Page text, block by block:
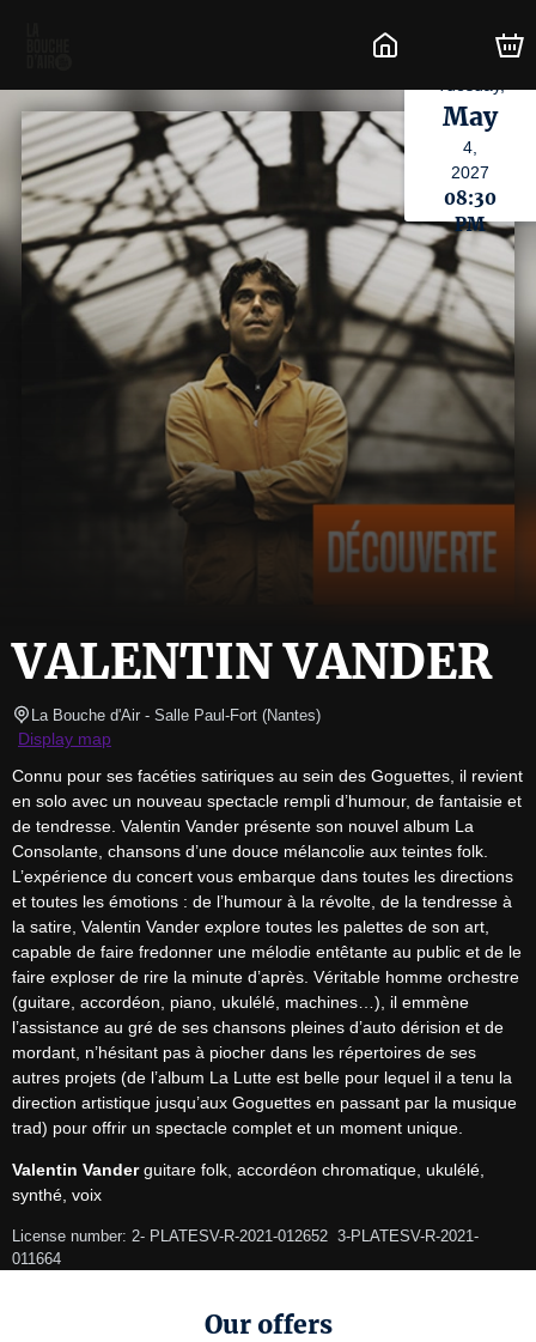
May
4,
2027
08:30
PM
VALENTIN VANDER
La Bouche d'Air - Salle Paul-Fort (Nantes)
Display map
Connu pour ses facéties satiriques au sein des Goguettes, il revient
en solo avec un nouveau spectacle rempli d’humour, de fantaisie et
de tendresse. Valentin Vander présente son nouvel album La
Consolante, chansons d’une douce mélancolie aux teintes folk.
L’expérience du concert vous embarque dans toutes les directions
et toutes les émotions : de l’humour à la révolte, de la tendresse à
la satire, Valentin Vander explore toutes les palettes de son art,
capable de faire fredonner une mélodie entêtante au public et de le
faire exploser de rire la minute d’après. Véritable homme orchestre
(guitare, accordéon, piano, ukulélé, machines…), il emmène
l’assistance au gré de ses chansons pleines d’auto dérision et de
mordant, n’hésitant pas à piocher dans les répertoires de ses
autres projets (de l’album La Lutte est belle pour lequel il a tenu la
direction artistique jusqu’aux Goguettes en passant par la musique
trad) pour offrir un spectacle complet et un moment unique.
Valentin Vander guitare folk, accordéon chromatique, ukulélé,
synthé, voix
License number: 2- PLATESV-R-2021-012652  3-PLATESV-R-2021-
011664
Our offers